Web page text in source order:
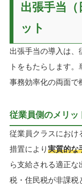
出張手当（
ット
出張手当の導入は、
トをもたらします
事務効率化の両面で
従業員側のメリッ
従業員クラスにおけ
措置により 実質的な
ら支給される適正
税・住民税が非課税